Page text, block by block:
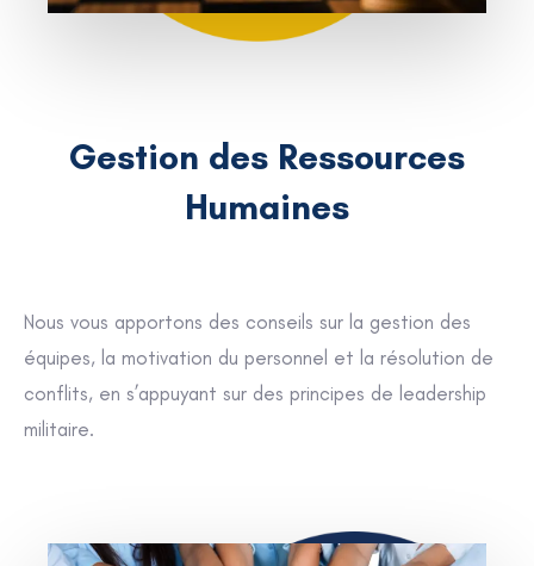
Gestion des Ressources
Humaines
Nous vous apportons des conseils sur la gestion des
équipes, la motivation du personnel et la résolution de
conflits, en s’appuyant sur des principes de leadership
militaire.